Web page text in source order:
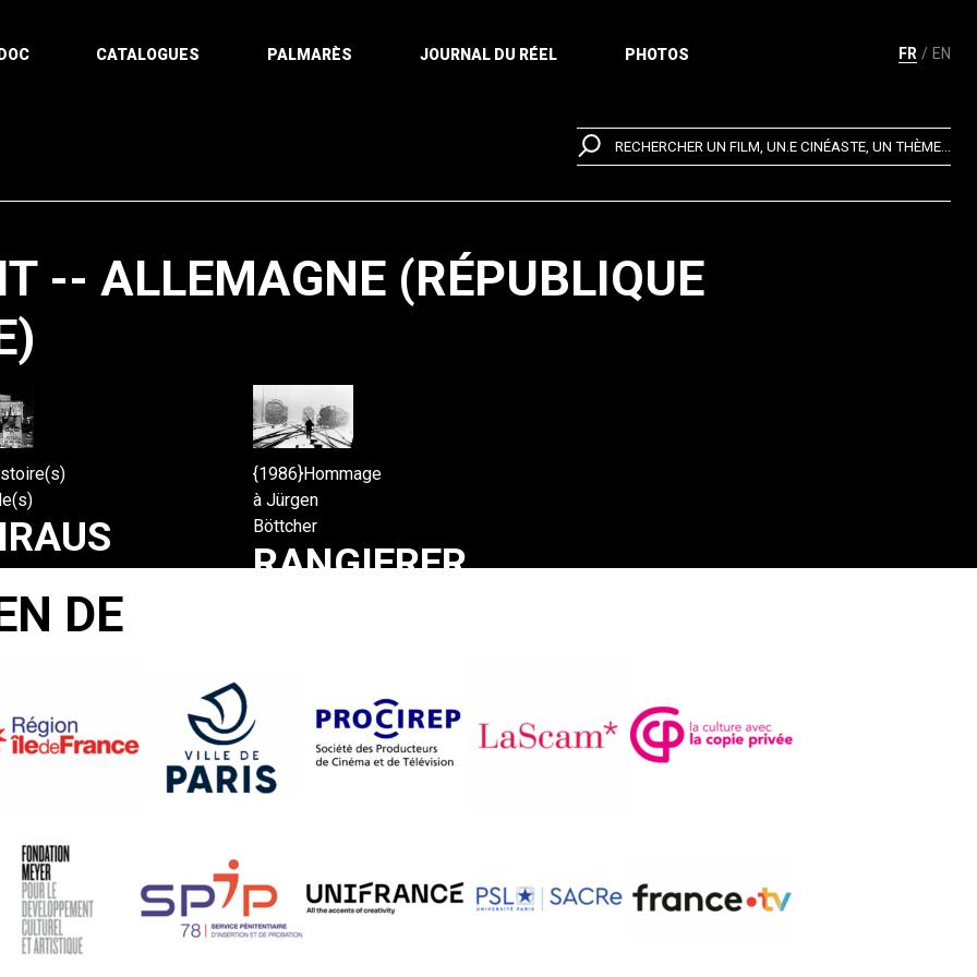
FR EN
CATALOGUES PALMARÈS JOURNAL DU RÉEL PHOTOS
RECHERCHER UN FILM, UN.E CINÉASTE, UN THÈME...
-- ALLEMAGNE (RÉPUBLIQUE
{1986}Hommage
à Jürgen
Böttcher
RANGIERER
Pagination
DE